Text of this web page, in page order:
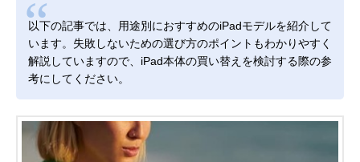
以下の記事では、用途別におすすめのiPadモデルを紹介して
います。失敗しないための選び方のポイントもわかりやすく
解説していますので、iPad本体の買い替えを検討する際の参
考にしてください。